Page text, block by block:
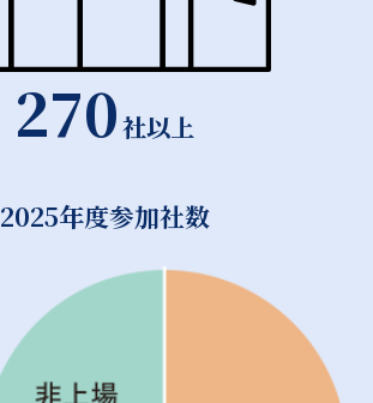
270社以上
2025年度参加社数